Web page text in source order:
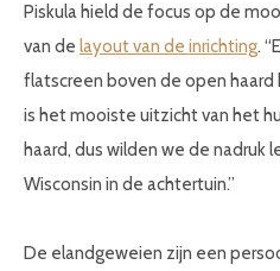
Piskula hield de focus op de
van de layout van de inrichting.
flatscreen boven de open haard
is het mooiste uitzicht van het
haard, dus wilden we de nadruk
Wisconsin in de achtertuin.”
De elandgeweien zijn een